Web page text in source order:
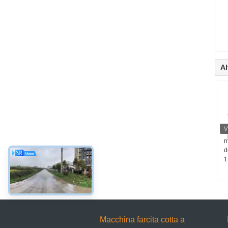
Macchina farcita cotta a